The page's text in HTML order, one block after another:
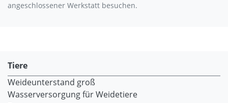
angeschlossener Werkstatt besuchen.
Tiere
Weideunterstand groß
Wasserversorgung für Weidetiere